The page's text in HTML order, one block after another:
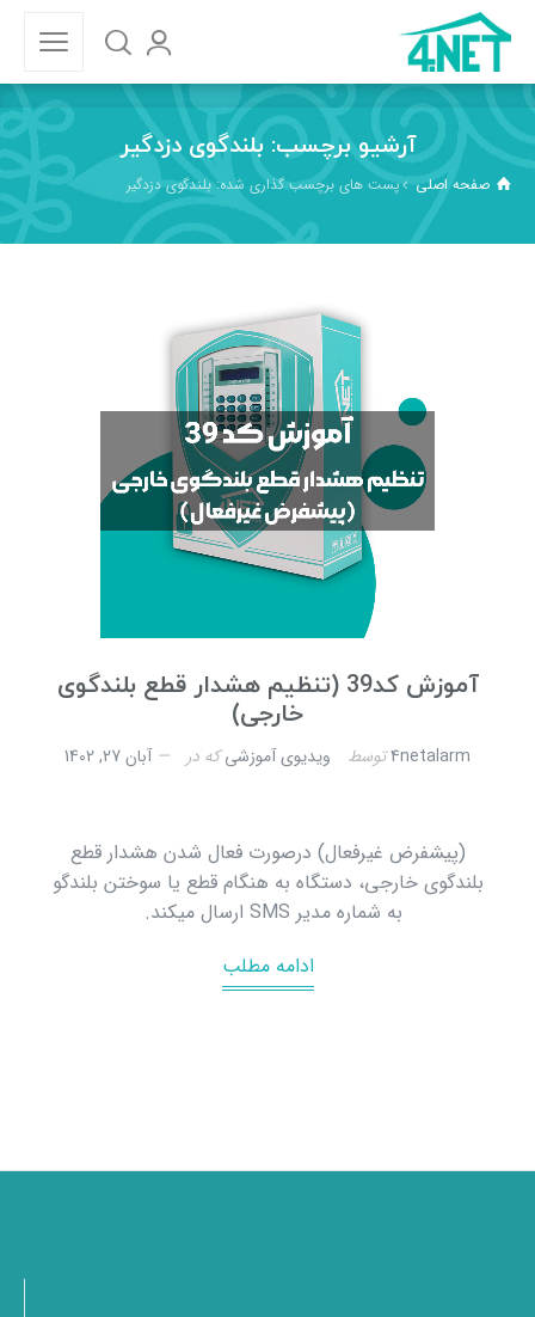
آرشیو برچسب: بلندگوی دزدگیر
صفحه اصلی پست های برچسب گذاری شده: بلندگوی دزدگیر
آموزش کد39 (تنظیم هشدار قطع بلندگوی
خارجی)
4netalarmتوسط ویدیوی آموزشیکه در آبان 27, 1402
(پیشفرض غیرفعال) درصورت فعال شدن هشدار قطع
بلندگوی خارجی، دستگاه به هنگام قطع یا سوختن بلندگو
به شماره مدیر SMS ارسال میکند.
ادامه مطلب